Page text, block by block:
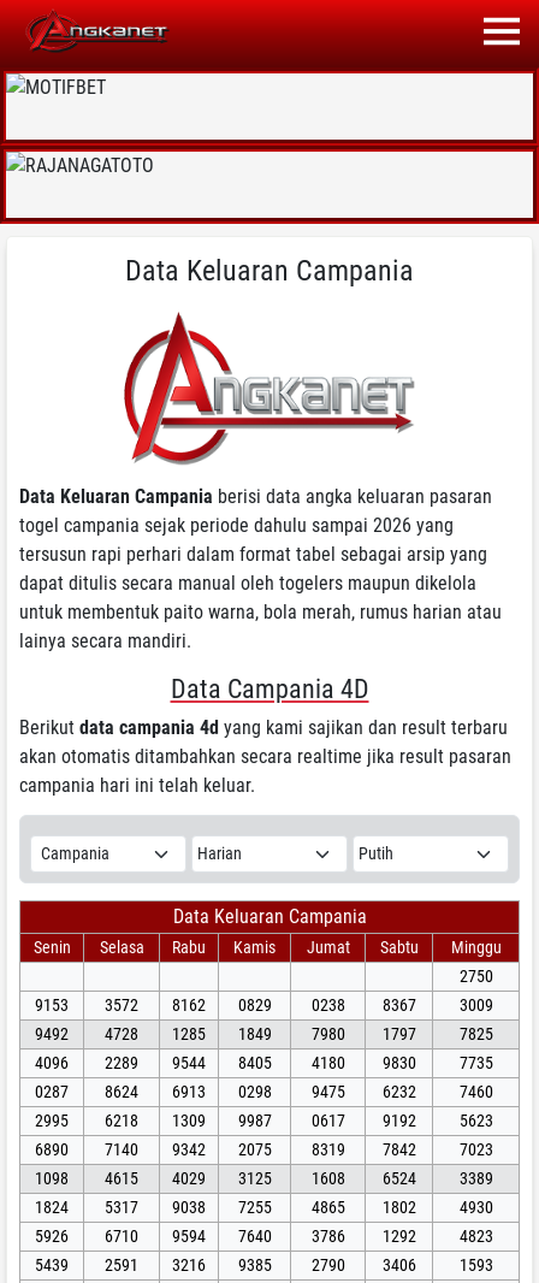
Data Keluaran Campania
Data Keluaran Campania berisi data angka keluaran pasaran
togel campania sejak periode dahulu sampai 2026 yang
tersusun rapi perhari dalam format tabel sebagai arsip yang
dapat ditulis secara manual oleh togelers maupun dikelola
untuk membentuk paito warna, bola merah, rumus harian atau
lainya secara mandiri.
Data Campania 4D
Berikut data campania 4d yang kami sajikan dan result terbaru
akan otomatis ditambahkan secara realtime jika result pasaran
campania hari ini telah keluar.
Data Keluaran Campania
Senin Selasa Rabu Kamis Jumat Sabtu
Minggu
2750
9153
3572 8162 0829 0238 8367
3009
9492
4728 1285 1849 7980 1797
7825
4096
2289 9544 8405 4180 9830
7735
0287
8624 6913 0298 9475 6232
7460
2995
6218 1309 9987 0617 9192
5623
6890
7140 9342 2075 8319 7842
7023
1098
4615 4029 3125 1608 6524
3389
1824
5317 9038 7255 4865 1802
4930
5926
6710 9594 7640 3786 1292
4823
5439
2591 3216 9385 2790 3406
1593